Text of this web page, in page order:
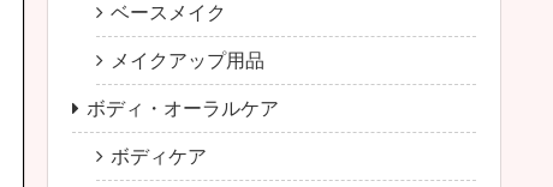
ベースメイク
メイクアップ用品
ボディ・オーラルケア
ボディケア